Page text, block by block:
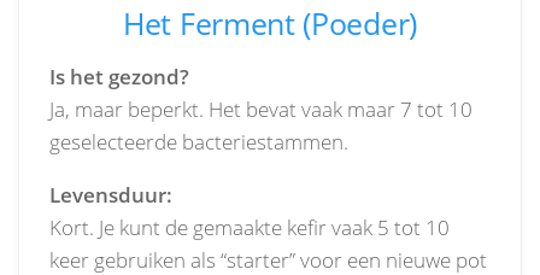
Het Ferment (Poeder)
Is het gezond?
Ja, maar beperkt. Het bevat vaak maar 7 tot 10
geselecteerde bacteriestammen.
Levensduur:
Kort. Je kunt de gemaakte kefir vaak 5 tot 10
keer gebruiken als “starter” voor een nieuwe pot